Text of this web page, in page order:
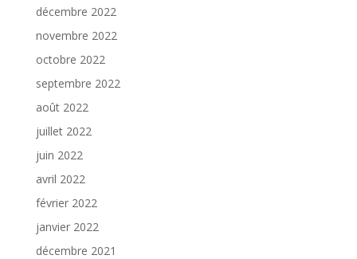
décembre 2022
novembre 2022
octobre 2022
septembre 2022
août 2022
juillet 2022
juin 2022
avril 2022
février 2022
janvier 2022
décembre 2021